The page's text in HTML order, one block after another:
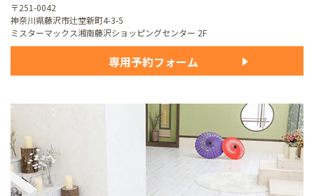
〒251-0042
神奈川県藤沢市辻堂新町4-3-5
ミスターマックス湘南藤沢ショッピングセンター 2F
専用予約フォーム